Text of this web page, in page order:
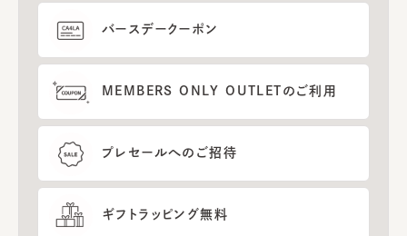
バースデークーポン
MEMBERS ONLY OUTLETのご利用
プレセールへのご招待
ギフトラッピング無料